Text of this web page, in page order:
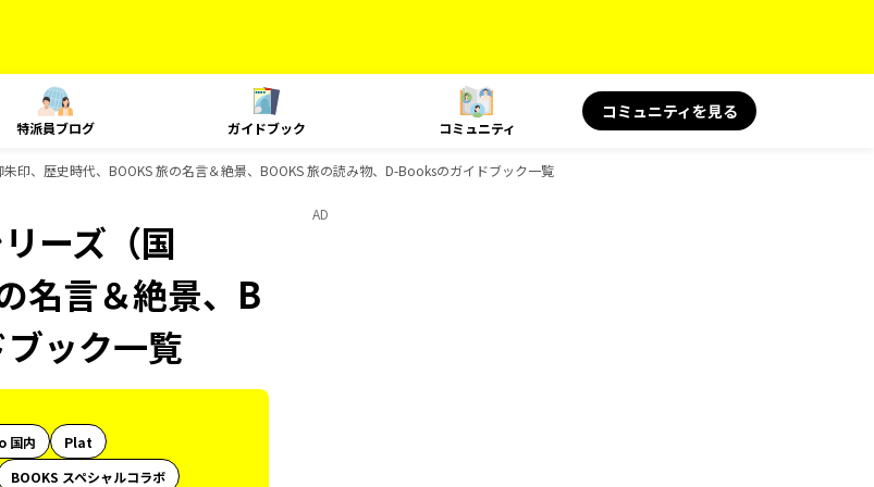
特派員ブログ ガイドブック コミュニティ
コミュニティを見る
印、歴史時代、BOOKS 旅の名言＆絶景、BOOKS 旅の読み物、D-Booksのガイドブック一覧
ーズ（国
名言＆絶景、B
ック一覧
国内
Plat
BOOKS スペシャルコラボ
AD